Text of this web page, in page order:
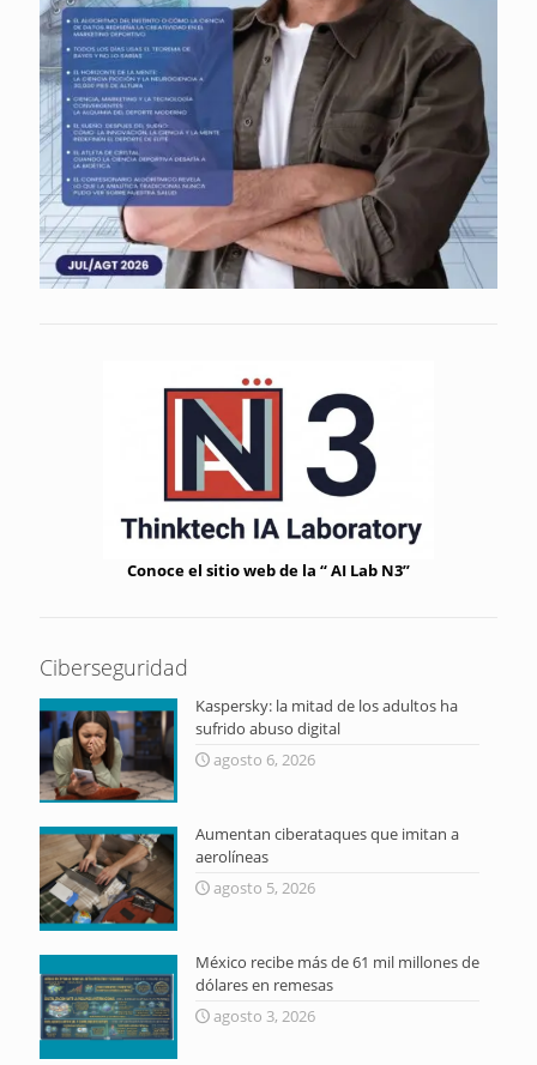
Conoce el sitio web de la “ AI Lab N3”
Ciberseguridad
Kaspersky: la mitad de los adultos ha
sufrido abuso digital
agosto 6, 2026
Aumentan ciberataques que imitan a
aerolíneas
agosto 5, 2026
México recibe más de 61 mil millones de
dólares en remesas
agosto 3, 2026